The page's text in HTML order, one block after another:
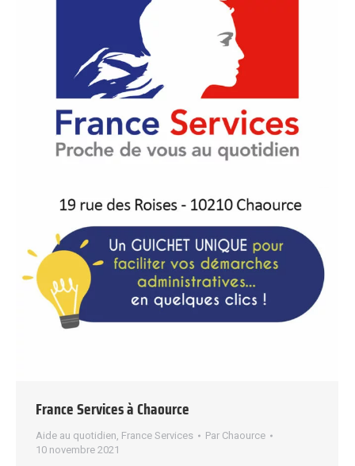
France Services à Chaource
Aide au quotidien, France Services Par Chaource
10 novembre 2021